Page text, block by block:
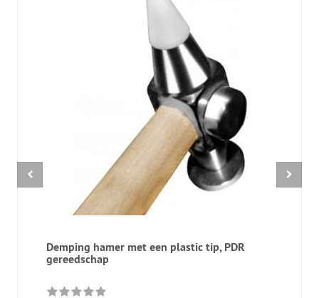
Demping hamer met een plastic tip, PDR
gereedschap